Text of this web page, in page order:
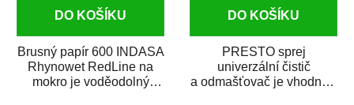
DO KOŠÍKU
Brusný papír 600 INDASA
Rhynowet RedLine na
mokro je voděodolný
DO KOŠÍKU
PRESTO sprej
univerzální čistič
a odmašťovač je vhodný k